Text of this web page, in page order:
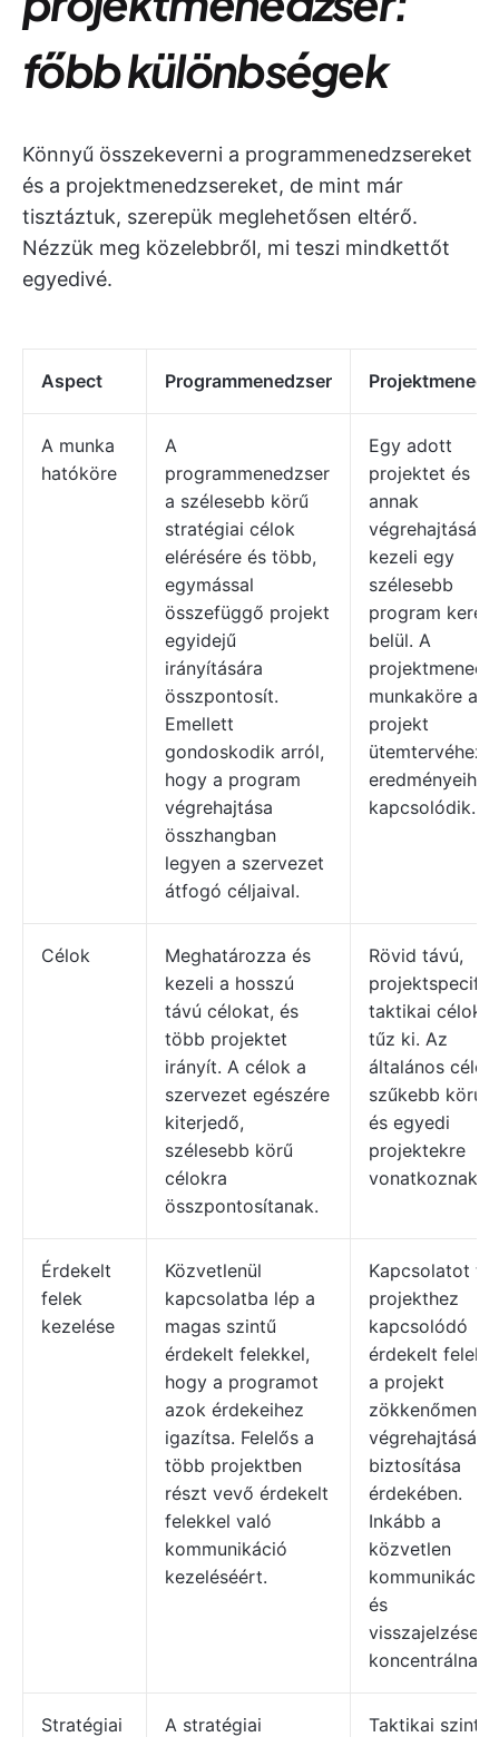
főbb különbségek
Könnyű összekeverni a programmenedzsereket
és a projektmenedzsereket, de mint már
tisztáztuk, szerepük meglehetősen eltérő.
Nézzük meg közelebbről, mi teszi mindkettőt
egyedivé.
Aspect Programmenedzser
A munka
hatóköre
A
programmenedzser
a szélesebb körű
stratégiai célok
elérésére és több,
egymással
összefüggő projekt
egyidejű
irányítására
összpontosít.
Emellett
gondoskodik arról,
hogy a program
végrehajtása
összhangban
legyen a szervezet
átfogó céljaival.
Egy adott
projektet és
annak
végrehajtását
kezeli egy
szélesebb
program
belül. A
munkaköre a
projekt
ütemtervéhez
eredményeihez
kapcsolódik.
Célok
Meghatározza és
kezeli a hosszú
távú célokat, és
több projektet
irányít. A célok a
szervezet egészére
kiterjedő,
szélesebb körű
célokra
összpontosítanak.
Rövid távú,
taktikai célokat
tűz ki. Az
általános célok
szűkebb
és egyedi
projektekre
vonatkoznak.
Érdekelt
felek
kezelése
Közvetlenül
kapcsolatba lép a
magas szintű
érdekelt felekkel,
hogy a programot
azok érdekeihez
igazítsa. Felelős a
több projektben
részt vevő érdekelt
felekkel való
kommunikáció
kezeléséért.
Kapcsolatot
projekthez
kapcsolódó
érdekelt
a projekt
biztosítása
érdekében.
Inkább a
közvetlen
és
koncentrálnak.
Stratégiai
A stratégiai
Taktikai szinten